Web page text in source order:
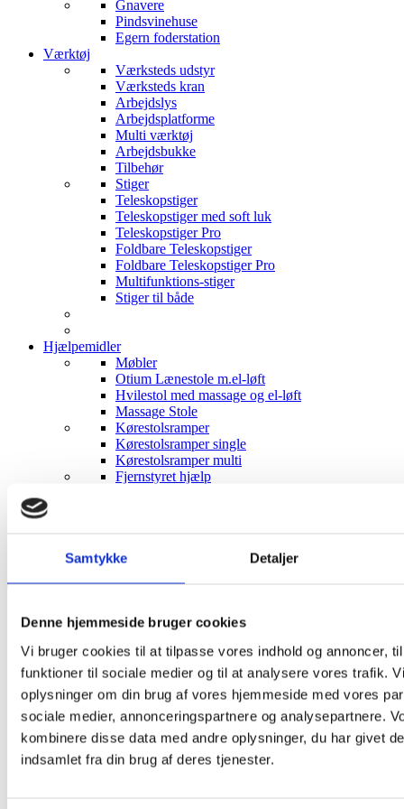
Samtykke Detaljer
Denne hjemmeside bruger cookies
Vi bruger cookies til at tilpasse vores indhold og annoncer,
funktioner til sociale medier og til at analysere vores trafik.
oplysninger om din brug af vores hjemmeside med vores
sociale medier, annonceringspartnere og analysepartnere.
kombinere disse data med andre oplysninger, du har givet
indsamlet fra din brug af deres tjenester.
Gnavere
Pindsvinehuse
Egern foderstation
Værktøj
Værksteds udstyr
Værksteds kran
Arbejdslys
Arbejdsplatforme
Multi værktøj
Arbejdsbukke
Tilbehør
Stiger
Teleskopstiger
Teleskopstiger med soft luk
Teleskopstiger Pro
Foldbare Teleskopstiger
Foldbare Teleskopstiger Pro
Multifunktions-stiger
Stiger til både
Hjælpemidler
Møbler
Otium Lænestole m.el-løft
Hvilestol med massage og el-løft
Massage Stole
Kørestolsramper
Kørestolsramper single
Kørestolsramper multi
Fjernstyret hjælp
Hurtig levering
Dag til dag levering